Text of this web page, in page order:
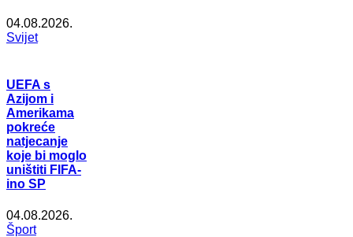
04.08.2026.
Svijet
UEFA s
Azijom i
Amerikama
pokreće
natjecanje
koje bi moglo
uništiti FIFA-
ino SP
04.08.2026.
Šport